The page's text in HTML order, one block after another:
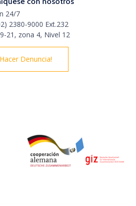
24/7
2380-9000 Ext.232
21, zona 4, Nivel 12
Denuncia!